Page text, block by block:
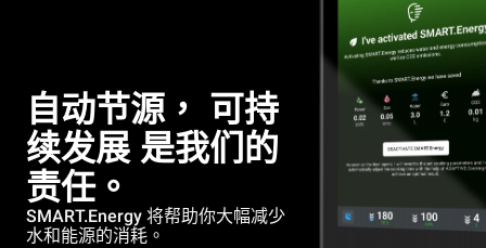
自动节源， 可持
续发展 是我们的
责任。
SMART.Energy 将帮助你大幅减少
水和能源的消耗。